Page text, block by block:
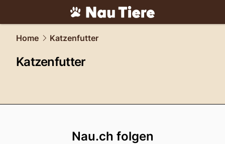
tiere.NAU.ch
Home Katzenfutter
Katzenfutter
Nau.ch folgen